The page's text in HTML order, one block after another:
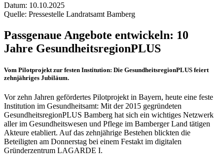
Datum: 10.10.2025
Quelle: Pressestelle Landratsamt Bamberg
Passgenaue Angebote entwickeln: 10
Jahre GesundheitsregionPLUS
Vom Pilotprojekt zur festen Institution: Die GesundheitsregionPLUS feiert
zehnjähriges Jubiläum.
Vor zehn Jahren gefördertes Pilotprojekt in Bayern, heute eine feste
Institution im Gesundheitsamt: Mit der 2015 gegründeten
GesundheitsregionPLUS Bamberg hat sich ein wichtiges Netzwerk
aller im Gesundheitswesen und Pflege im Bamberger Land tätigen
Akteure etabliert. Auf das zehnjährige Bestehen blickten die
Beteiligten am Donnerstag bei einem Festakt im digitalen
Gründerzentrum LAGARDE I.